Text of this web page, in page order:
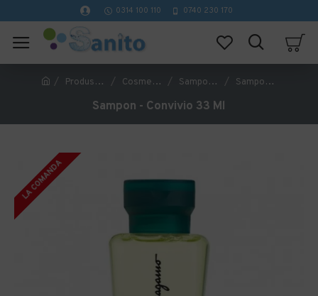
0314 100 110 0740 230 170
Produse Hoteliere Cosmetice Hoteliere Sampon Hotelier Sampon - Convivio 33 Ml
Sampon - Convivio 33 Ml
LA COMANDA